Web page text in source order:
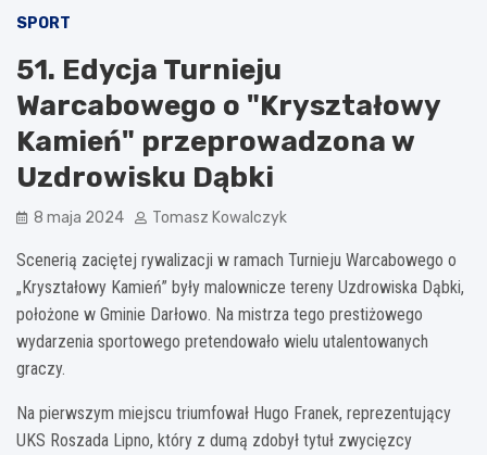
SPORT
51. Edycja Turnieju
Warcabowego o "Kryształowy
Kamień" przeprowadzona w
Uzdrowisku Dąbki
8 maja 2024 Tomasz Kowalczyk
Scenerią zaciętej rywalizacji w ramach Turnieju Warcabowego o
„Kryształowy Kamień” były malownicze tereny Uzdrowiska Dąbki,
położone w Gminie Darłowo. Na mistrza tego prestiżowego
wydarzenia sportowego pretendowało wielu utalentowanych
graczy.
Na pierwszym miejscu triumfował Hugo Franek, reprezentujący
UKS Roszada Lipno, który z dumą zdobył tytuł zwycięzcy